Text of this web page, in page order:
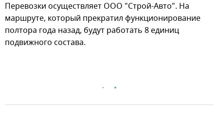
Перевозки осуществляет ООО "Строй-Авто". На
маршруте, который прекратил функционирование
полтора года назад, будут работать 8 единиц
подвижного состава.